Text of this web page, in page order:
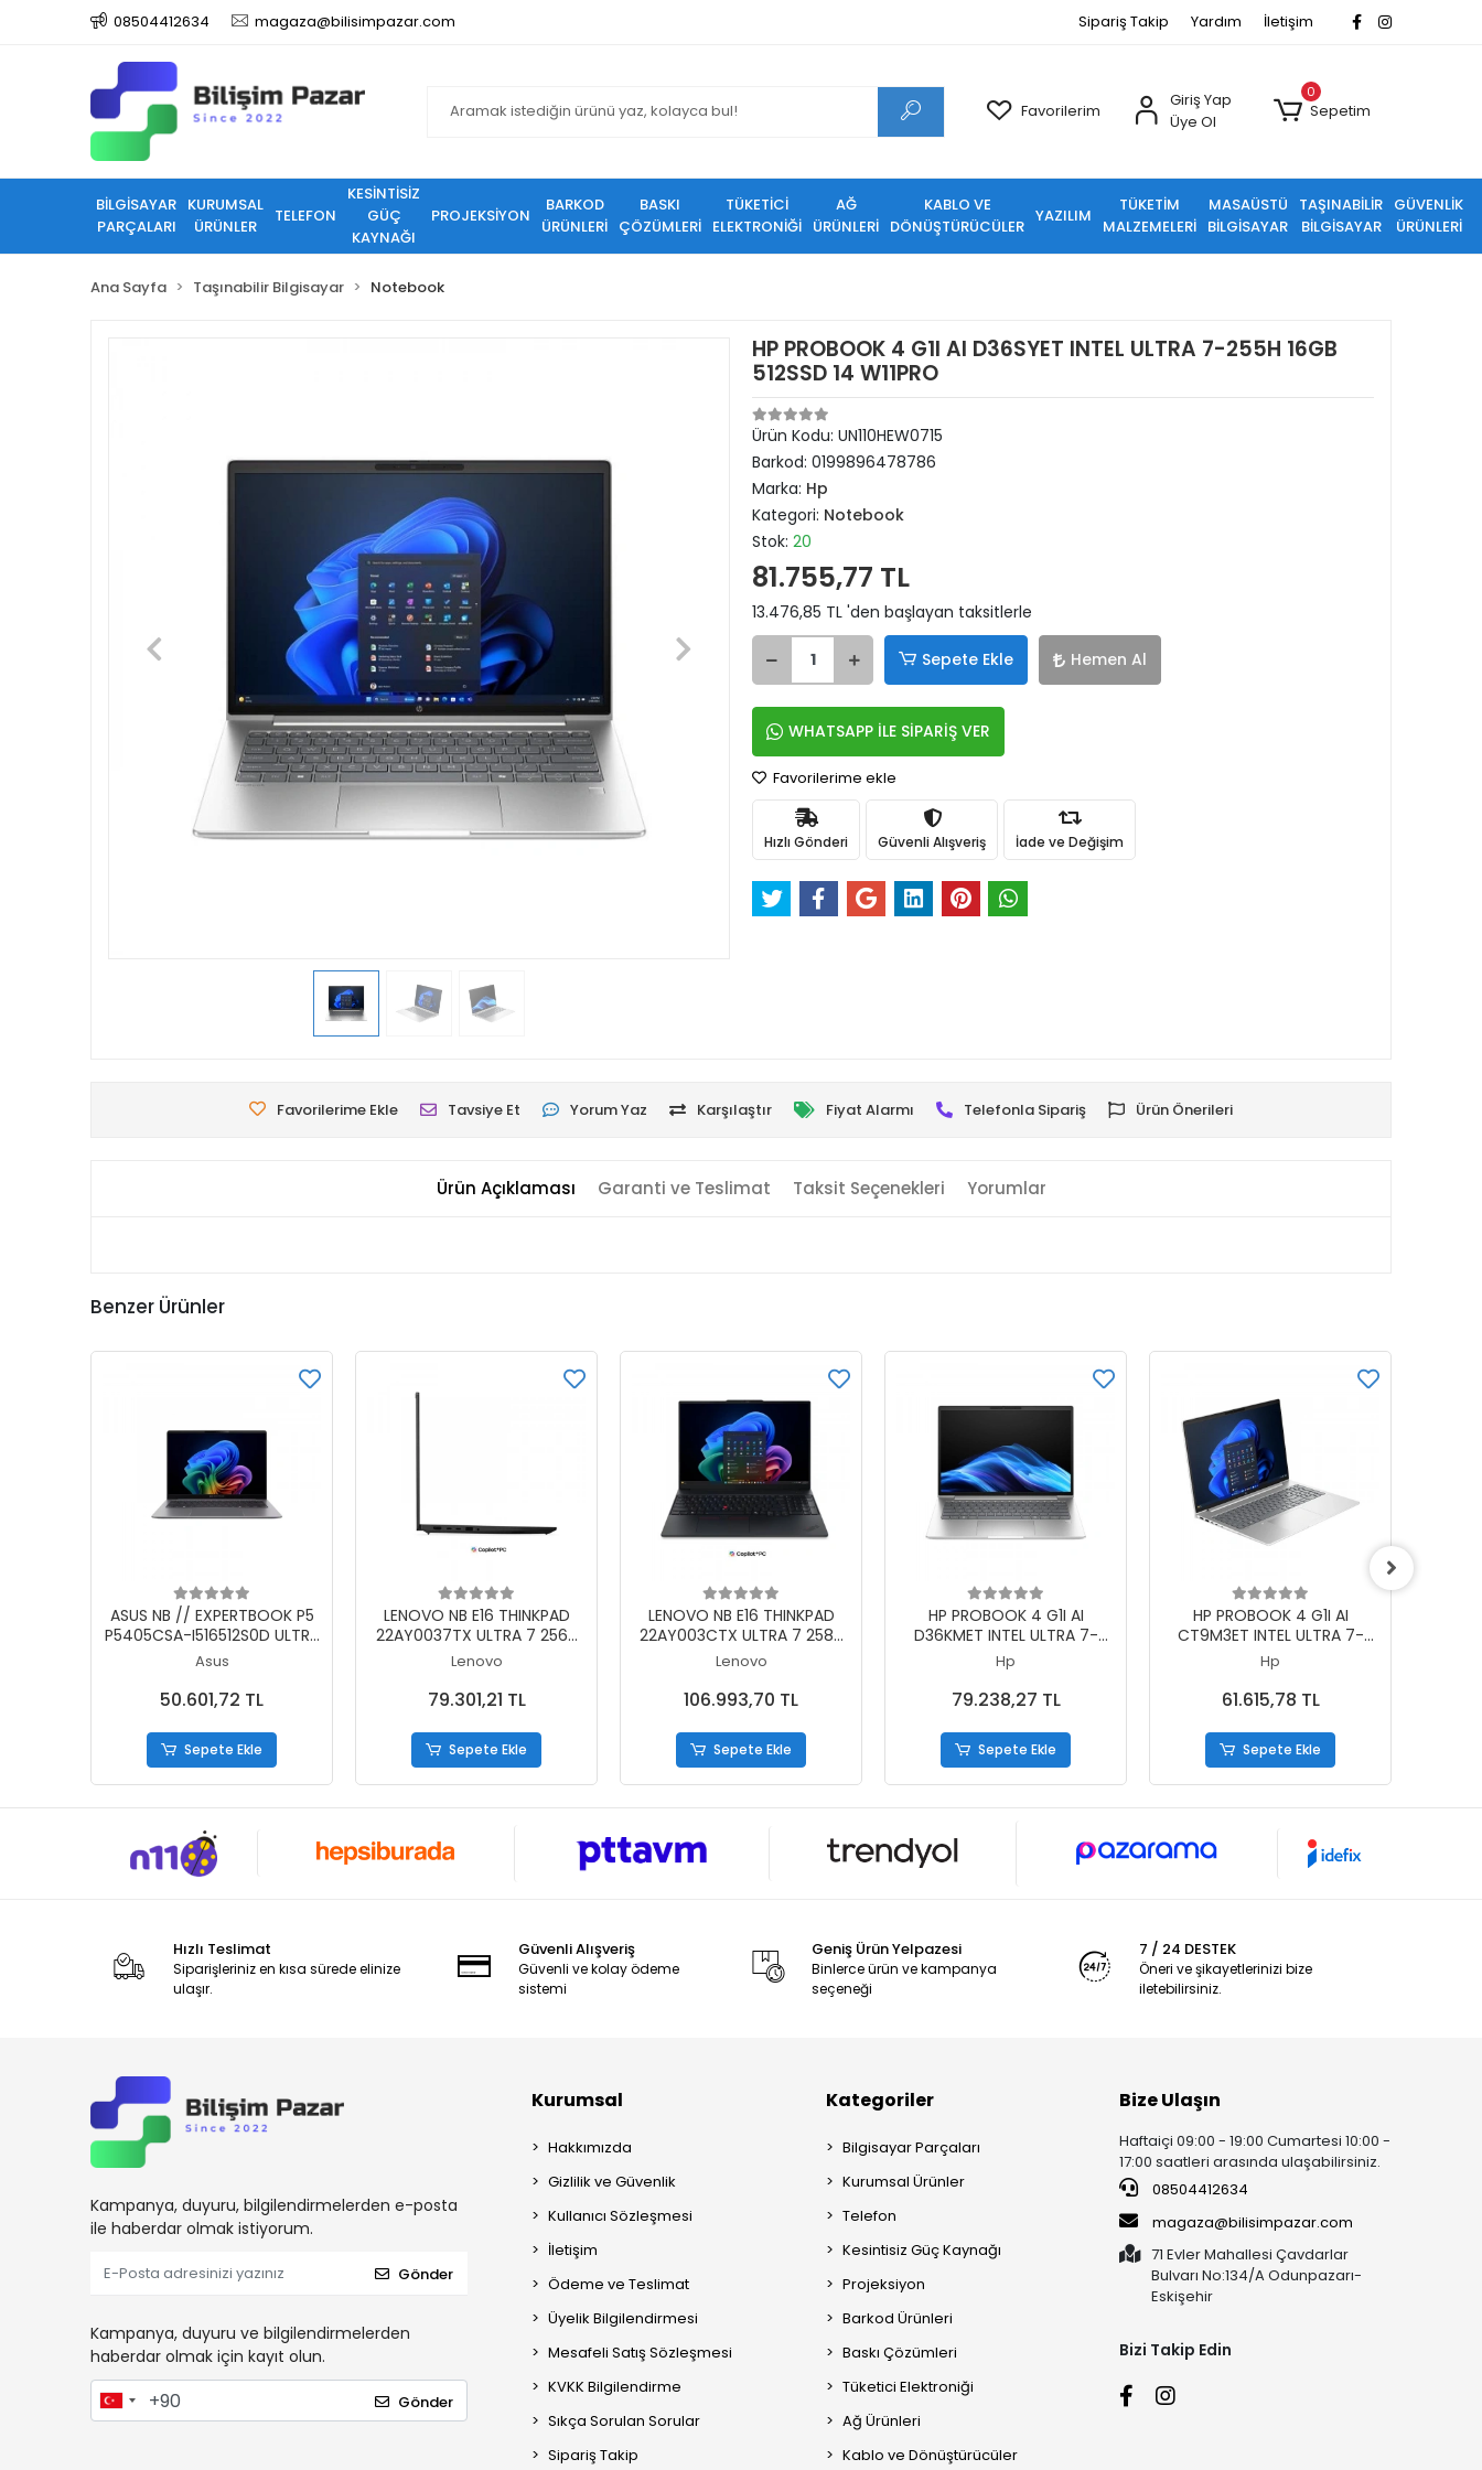
08504412634 magaza@bilisimpazar.com Sipariş Takip Yardım İletişim
Favorilerim
Giriş Yap
Üye Ol
0
Sepetim
BİLGİSAYAR
PARÇALARI
KURUMSAL
ÜRÜNLER
TELEFON
KESİNTİSİZ
GÜÇ
KAYNAĞI
PROJEKSİYON
BARKOD
ÜRÜNLERİ
BASKI
ÇÖZÜMLERİ
TÜKETİCİ
ELEKTRONİĞİ
AĞ
ÜRÜNLERİ
KABLO VE
DÖNÜŞTÜRÜCÜLER
YAZILIM
TÜKETİM
MALZEMELERİ
MASAÜSTÜ
BİLGİSAYAR
TAŞINABİLİR
BİLGİSAYAR
GÜVENLİK
ÜRÜNLERİ
Ana Sayfa Taşınabilir Bilgisayar Notebook
HP PROBOOK 4 G1I AI D36SYET INTEL ULTRA 7-255H 16GB
512SSD 14 W11PRO
Ürün Kodu: UN110HEW0715
Barkod: 0199896478786
Marka: Hp
Kategori: Notebook
Stok: 20
81.755,77 TL
13.476,85 TL 'den başlayan taksitlerle
Sepete Ekle Hemen Al
WHATSAPP İLE SİPARİŞ VER
Favorilerime ekle
Hızlı Gönderi Güvenli Alışveriş İade ve Değişim
Favorilerime Ekle Tavsiye Et Yorum Yaz Karşılaştır Fiyat Alarmı Telefonla Sipariş Ürün Önerileri
Ürün Açıklaması Garanti ve Teslimat Taksit Seçenekleri Yorumlar
Benzer Ürünler
Sepete Ekle
ASUS NB // EXPERTBOOK P5
P5405CSA-I516512S0D ULTRA
5 226V 16GB 512SSD DOS 14
Asus
50.601,72 TL
Sepete Ekle
Sepete Ekle
LENOVO NB E16 THINKPAD
22AY0037TX ULTRA 7 256V
16GB 512SSD O/B 16 DOS
Lenovo
79.301,21 TL
Sepete Ekle
Sepete Ekle
LENOVO NB E16 THINKPAD
22AY003CTX ULTRA 7 258V
32GB 1TB SSD O/B 16
Lenovo
106.993,70 TL
Sepete Ekle
Sepete Ekle
HP PROBOOK 4 G1I AI
D36KMET INTEL ULTRA 7-
255H 24GB 1TB SSD RTX3050
4GB 14 DOS
Hp
79.238,27 TL
Sepete Ekle
Sepete Ekle
HP PROBOOK 4 G1I AI
CT9M3ET INTEL ULTRA 7-
255U 24GB 1TB SSD 16 DOS
Hp
61.615,78 TL
Sepete Ekle
Hızlı Teslimat
Siparişleriniz en kısa sürede elinize
ulaşır.
Güvenli Alışveriş
Güvenli ve kolay ödeme
sistemi
Geniş Ürün Yelpazesi
Binlerce ürün ve kampanya
seçeneği
7 / 24 DESTEK
Öneri ve şikayetlerinizi bize
iletebilirsiniz.
Kampanya, duyuru, bilgilendirmelerden e-posta
ile haberdar olmak istiyorum.
Gönder
Kampanya, duyuru ve bilgilendirmelerden
haberdar olmak için kayıt olun.
Gönder
Kurumsal
Hakkımızda
Gizlilik ve Güvenlik
Kullanıcı Sözleşmesi
İletişim
Ödeme ve Teslimat
Üyelik Bilgilendirmesi
Mesafeli Satış Sözleşmesi
KVKK Bilgilendirme
Sıkça Sorulan Sorular
Sipariş Takip
Kategoriler
Bilgisayar Parçaları
Kurumsal Ürünler
Telefon
Kesintisiz Güç Kaynağı
Projeksiyon
Barkod Ürünleri
Baskı Çözümleri
Tüketici Elektroniği
Ağ Ürünleri
Kablo ve Dönüştürücüler
Bize Ulaşın
Haftaiçi 09:00 - 19:00 Cumartesi 10:00 -
17:00 saatleri arasında ulaşabilirsiniz.
08504412634
magaza@bilisimpazar.com
71 Evler Mahallesi Çavdarlar
Bulvarı No:134/A Odunpazarı-
Eskişehir
Bizi Takip Edin